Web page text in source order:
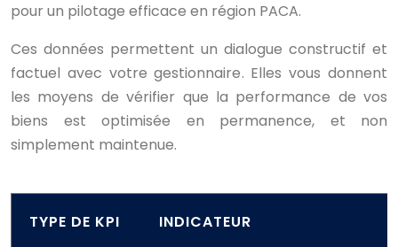
pour un pilotage efficace en région PACA.
Ces données permettent un dialogue constructif et
factuel avec votre gestionnaire. Elles vous donnent
les moyens de vérifier que la performance de vos
biens est optimisée en permanence, et non
simplement maintenue.
TYPE DE KPI INDICATEUR